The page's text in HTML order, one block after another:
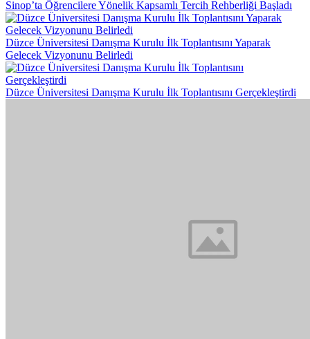
Sinop’ta Öğrencilere Yönelik Kapsamlı Tercih Rehberliği Başladı
Düzce Üniversitesi Danışma Kurulu İlk Toplantısını Yaparak
Gelecek Vizyonunu Belirledi
Düzce Üniversitesi Danışma Kurulu İlk Toplantısını Gerçekleştirdi